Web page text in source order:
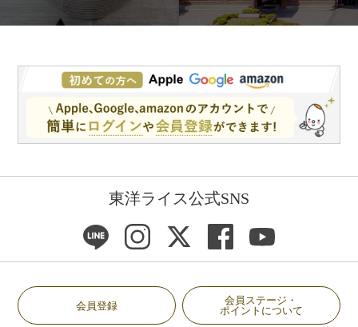
東洋ライス公式SNS
会員登録
会員ステージ・
ポイントについて